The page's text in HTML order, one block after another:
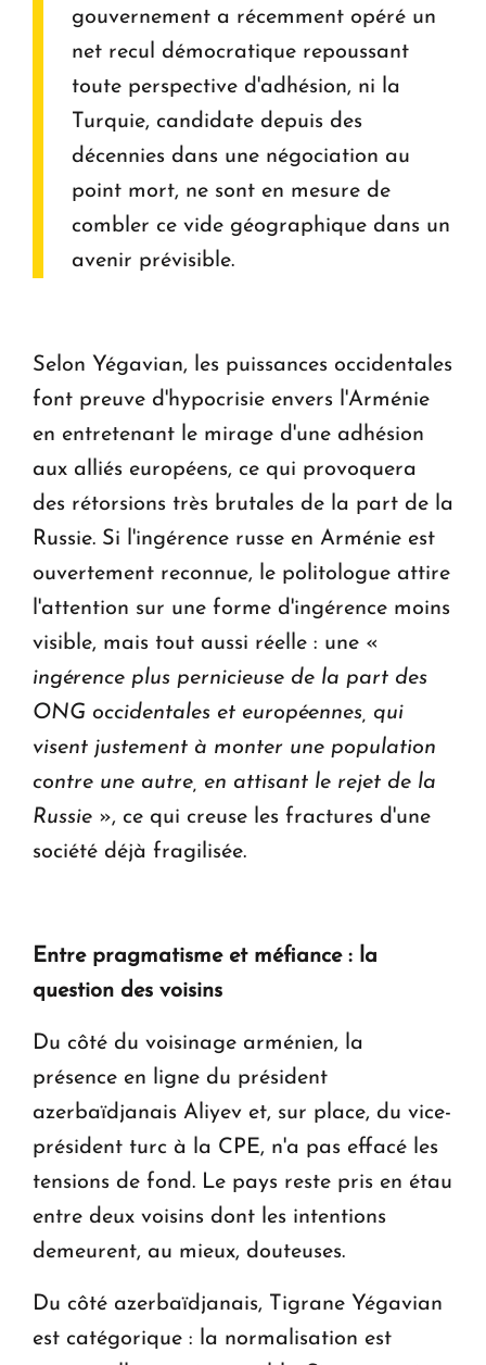
gouvernement a récemment opéré un
net recul démocratique repoussant
toute perspective d'adhésion, ni la
Turquie, candidate depuis des
décennies dans une négociation au
point mort, ne sont en mesure de
combler ce vide géographique dans un
avenir prévisible.
Selon Yégavian, les puissances occidentales
font preuve d'hypocrisie envers l'Arménie
en entretenant le mirage d'une adhésion
aux alliés européens, ce qui provoquera
des rétorsions très brutales de la part de la
Russie. Si l'ingérence russe en Arménie est
ouvertement reconnue, le politologue attire
l'attention sur une forme d'ingérence moins
visible, mais tout aussi réelle : une «
ingérence plus pernicieuse de la part des
ONG occidentales et européennes, qui
visent justement à monter une population
contre une autre, en attisant le rejet de la
Russie », ce qui creuse les fractures d'une
société déjà fragilisée.
Entre pragmatisme et méfiance : la
question des voisins
Du côté du voisinage arménien, la
présence en ligne du président
azerbaïdjanais Aliyev et, sur place, du vice-
président turc à la CPE, n'a pas effacé les
tensions de fond. Le pays reste pris en étau
entre deux voisins dont les intentions
demeurent, au mieux, douteuses.
Du côté azerbaïdjanais, Tigrane Yégavian
est catégorique : la normalisation est